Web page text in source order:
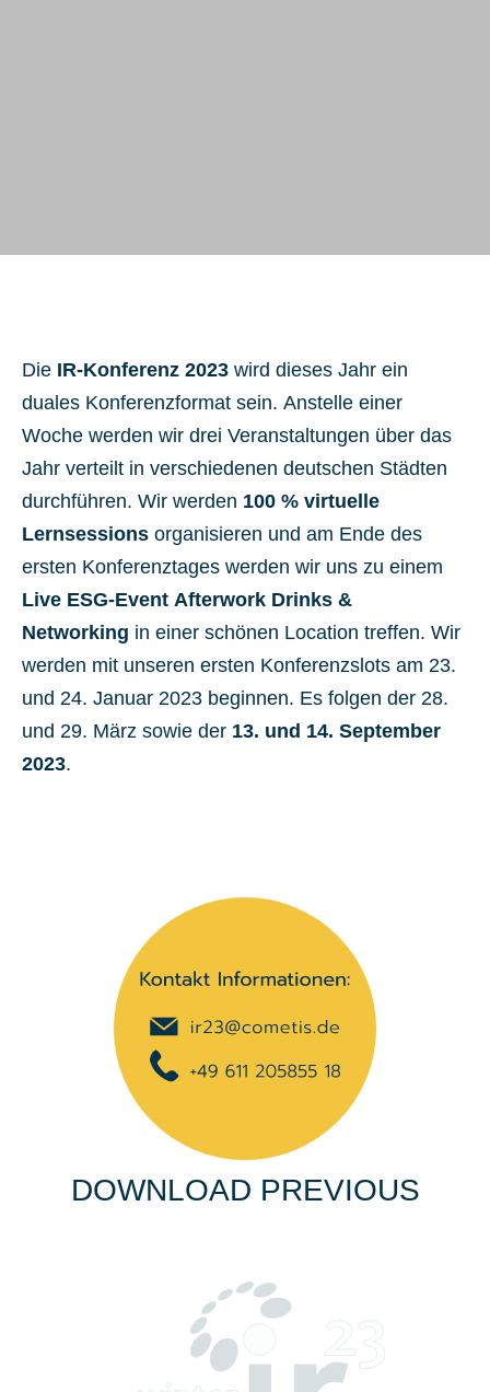
Die IR-Konferenz 2023 wird dieses Jahr ein
duales Konferenzformat sein. Anstelle einer
Woche werden wir drei Veranstaltungen über das
Jahr verteilt in verschiedenen deutschen Städten
durchführen. Wir werden 100 % virtuelle
Lernsessions organisieren und am Ende des
ersten Konferenztages werden wir uns zu einem
Live ESG-Event Afterwork Drinks &
Networking in einer schönen Location treffen. Wir
werden mit unseren ersten Konferenzslots am 23.
und 24. Januar 2023 beginnen. Es folgen der 28.
und 29. März sowie der 13. und 14. September
2023.
DOWNLOAD PREVIOUS